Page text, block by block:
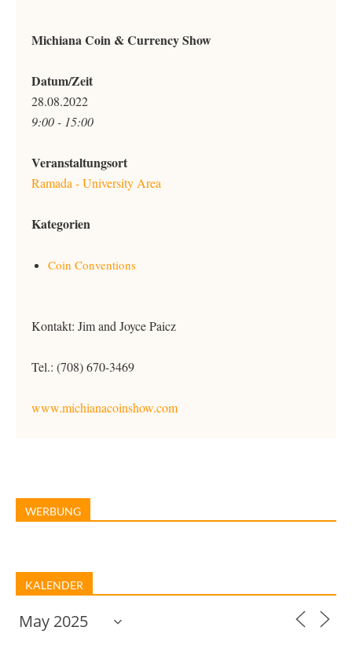
Michiana Coin & Currency Show
Datum/Zeit
28.08.2022
9:00 - 15:00
Veranstaltungsort
Ramada - University Area
Kategorien
Coin Conventions
Kontakt: Jim and Joyce Paicz
Tel.: (708) 670-3469
www.michianacoinshow.com
WERBUNG
KALENDER